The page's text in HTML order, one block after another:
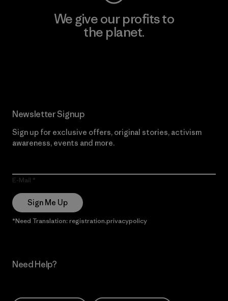
We give our profits to
the planet.
Newsletter Signup
Sign up for exclusive offers, original stories, activism
awareness, events and more.
E-Mail
Sign Me Up
*Need Translation: registration.privacypolicy
Need Help?